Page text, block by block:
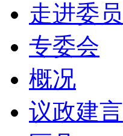
走进委员
专委会
概况
议政建言